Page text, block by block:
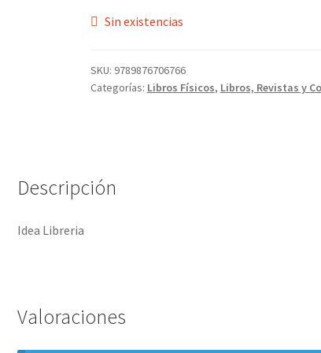
Sin existencias
SKU: 9789876706766
Categorías: Libros Físicos, Libros, Revistas y
Descripción
Idea Libreria
Valoraciones